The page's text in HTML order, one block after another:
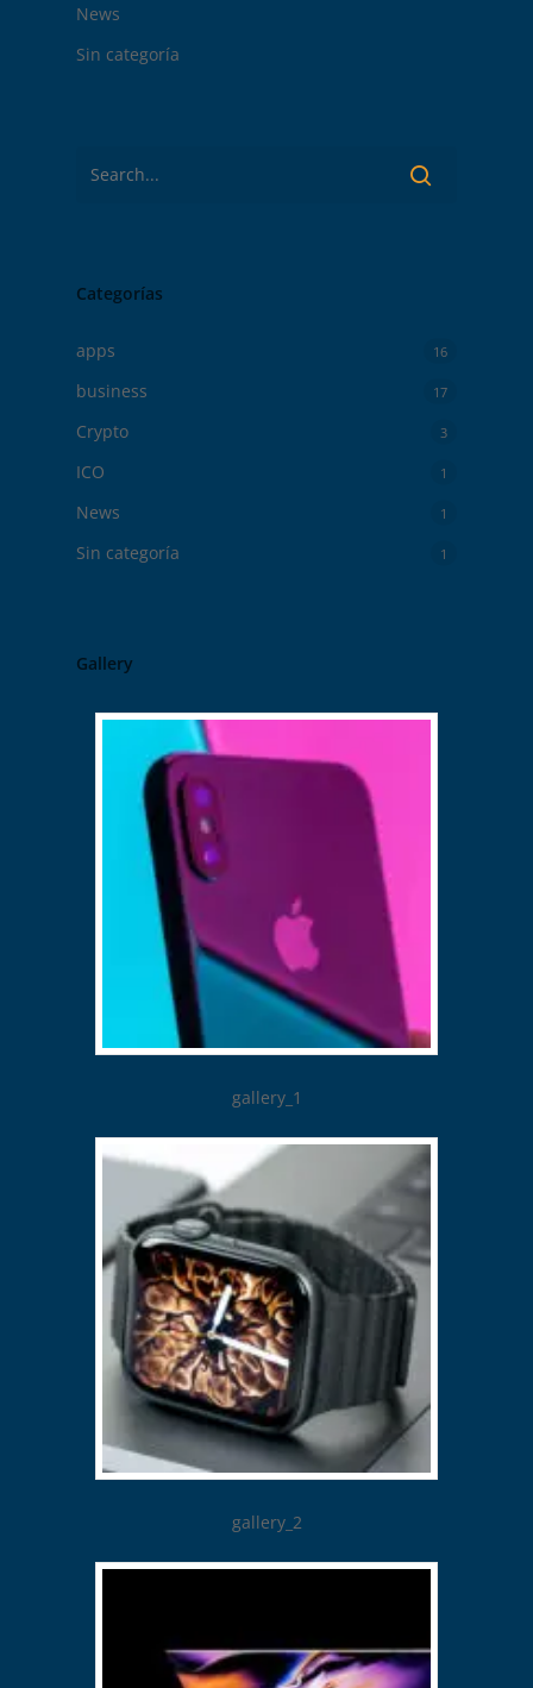
News
Sin categoría
Categorías
apps 16
business 17
Crypto 3
ICO 1
News 1
Sin categoría 1
Gallery
gallery_1
gallery_2